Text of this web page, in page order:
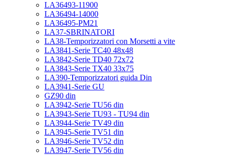
LA36493-11900
LA36494-14000
LA36495-PM21
LA37-SBRINATORI
LA38-Temporizzatori con Morsetti a vite
LA3841-Serie TC40 48x48
LA3842-Serie TD40 72x72
LA3843-Serie TX40 33x75
LA390-Temporizzatori guida Din
LA3941-Serie GU
GZ90 din
LA3942-Serie TU56 din
LA3943-Serie TU93 - TU94 din
LA3944-Serie TV49 din
LA3945-Serie TV51 din
LA3946-Serie TV52 din
LA3947-Serie TV56 din